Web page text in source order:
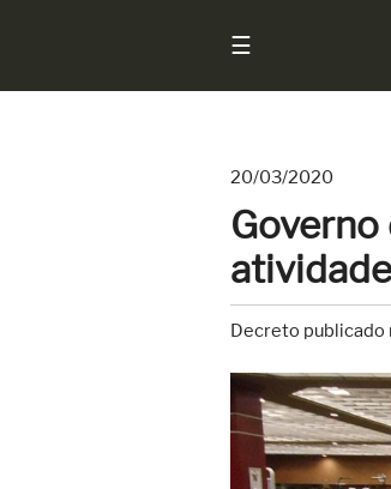
☰
20/03/2020
Decreto publicado